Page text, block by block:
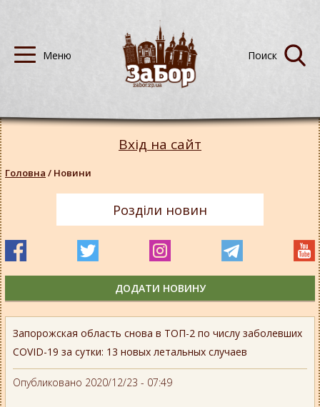
Запорожская область снова в ТОП-2 по числу заболевших
COVID-19 за сутки: 13 новых летальных случаев
Опубликовано 2020/12/23 - 07:49
Вхід на сайт
Головна / Новини
Розділи новин
ДОДАТИ НОВИНУ